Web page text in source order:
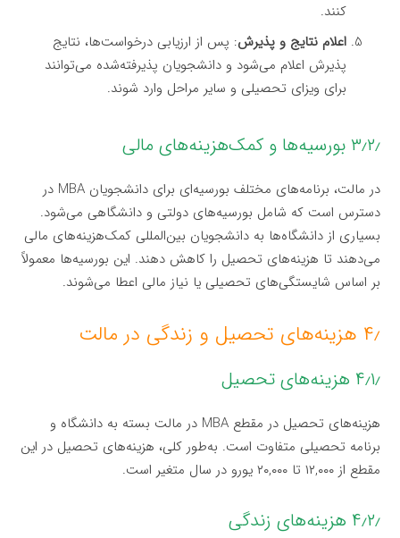
کنند.
اعلام نتایج و پذیرش: پس از ارزیابی درخواست‌ها، نتایج
پذیرش اعلام می‌شود و دانشجویان پذیرفته‌شده می‌توانند
برای ویزای تحصیلی و سایر مراحل وارد شوند.
۳٫۲٫ بورسیه‌ها و کمک‌هزینه‌های مالی
در مالت، برنامه‌های مختلف بورسیه‌ای برای دانشجویان MBA در
دسترس است که شامل بورسیه‌های دولتی و دانشگاهی می‌شود.
بسیاری از دانشگاه‌ها به دانشجویان بین‌المللی کمک‌هزینه‌های مالی
می‌دهند تا هزینه‌های تحصیل را کاهش دهند. این بورسیه‌ها معمولاً
بر اساس شایستگی‌های تحصیلی یا نیاز مالی اعطا می‌شوند.
۴٫ هزینه‌های تحصیل و زندگی در مالت
۴٫۱٫ هزینه‌های تحصیل
هزینه‌های تحصیل در مقطع MBA در مالت بسته به دانشگاه و
برنامه تحصیلی متفاوت است. به‌طور کلی، هزینه‌های تحصیل در این
مقطع از ۱۲,۰۰۰ تا ۲۰,۰۰۰ یورو در سال متغیر است.
۴٫۲٫ هزینه‌های زندگی